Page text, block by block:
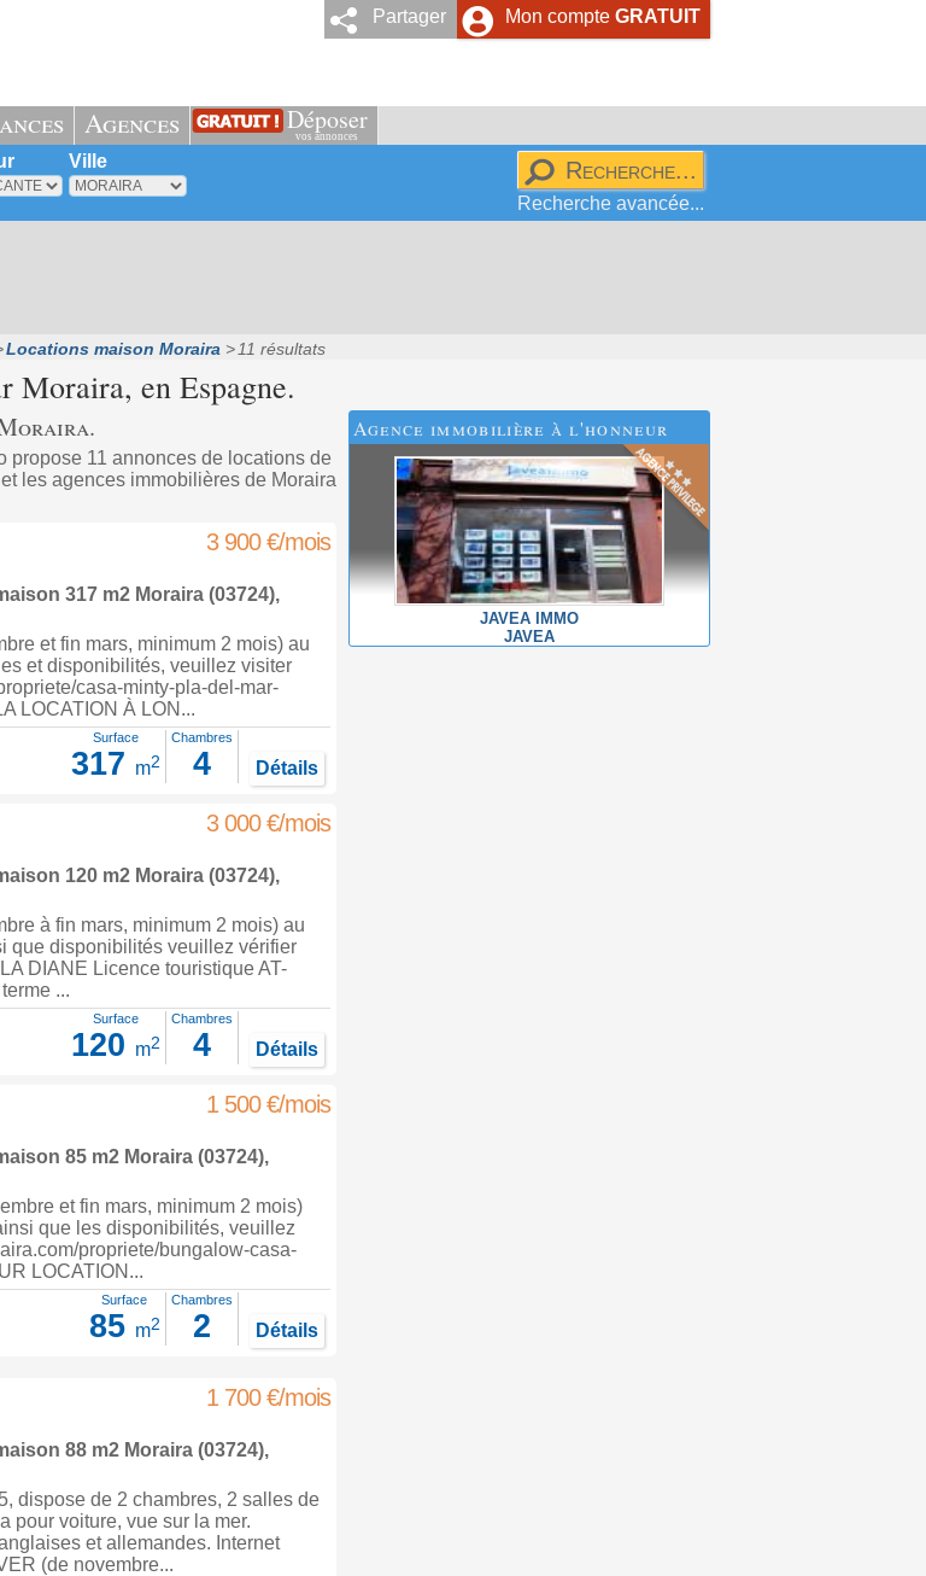
Mon compte GRATUIT
Partager
Agences Déposer
vos annonces
Ville
Recherche avancée...
Locations maison Moraira 11 résultats
Moraira, en Espagne.
propose 11 annonces de locations de
les agences immobilières de Moraira
3 900 €/mois
317 m2 Moraira(03724),
et fin mars, minimum 2 mois) au
et disponibilités, veuillez visiter
casa-minty-pla-del-mar-
LOCATION À LON...
Surface
317 m2
Chambres
4 Détails
3 000 €/mois
120 m2 Moraira(03724),
à fin mars, minimum 2 mois) au
que disponibilités veuillez vérifier
DIANE Licence touristique AT-
...
Surface
120 m2
Chambres
4 Détails
1 500 €/mois
85 m2 Moraira(03724),
et fin mars, minimum 2 mois)
que les disponibilités, veuillez
propriete/bungalow-casa-
LOCATION...
Surface
85 m2
Chambres
2 Détails
1 700 €/mois
88 m2 Moraira(03724),
dispose de 2 chambres, 2 salles de
pour voiture, vue sur la mer.
et allemandes. Internet
(de novembre...
Agence immobilière à l'honneur
JAVEA IMMO
JAVEA